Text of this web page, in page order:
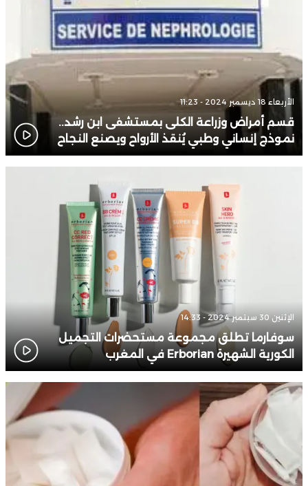
الأربعاء 18 ديسمبر 2024 - 11:23
قسم أمراض وزراعة الكلى بمستشفى ابن رشد..
نموذج إنساني وطبي يُنقذ الأرواح ويصنع النجاح
الإثنين 30 سبتمبر 2024 - 14:33
سوفارما تطلق مجموعة مستحضرات التجميل
الكورية الشهيرة Erborian في المغرب